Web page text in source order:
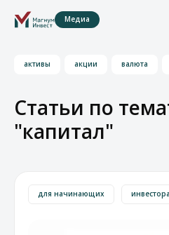
Медиа
активы акции валюта
Статьи по
"капитал"
для начинающих